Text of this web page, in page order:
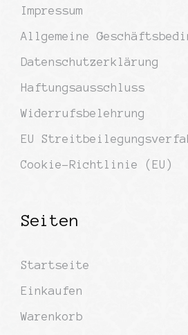
Impressum
Allgemeine
Datenschutzerklärung
Haftungsausschluss
Widerrufsbelehrung
EU
Cookie-Richtlinie (EU)
Seiten
Startseite
Einkaufen
Warenkorb